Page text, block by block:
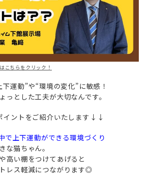
こちらをクリック！
運動”や“環境の変化”に敏感！
っとした工夫が大切なんです。
イントをご紹介いたします↓↓
で上下運動ができる環境づくり
な猫ちゃん。
高い棚をつけてあげると
レス軽減につながります◎